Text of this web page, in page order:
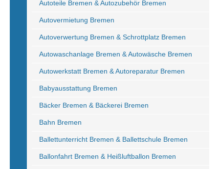
Autoteile Bremen & Autozubehör Bremen
Autovermietung Bremen
Autoverwertung Bremen & Schrottplatz Bremen
Autowaschanlage Bremen & Autowäsche Bremen
Autowerkstatt Bremen & Autoreparatur Bremen
Babyausstattung Bremen
Bäcker Bremen & Bäckerei Bremen
Bahn Bremen
Ballettunterricht Bremen & Ballettschule Bremen
Ballonfahrt Bremen & Heißluftballon Bremen